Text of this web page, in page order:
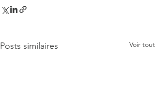
Posts similaires Voir tout